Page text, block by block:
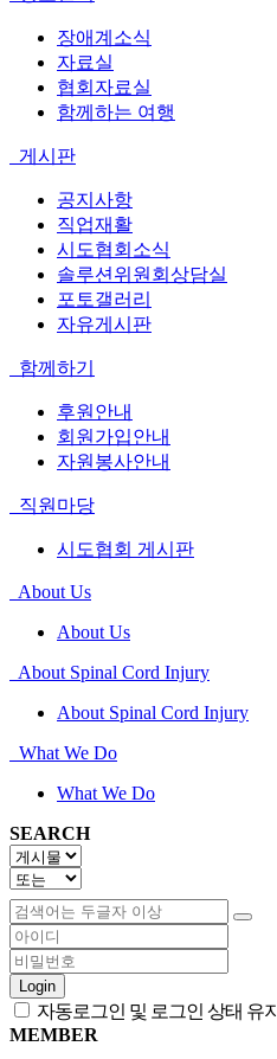
장애계소식
자료실
협회자료실
함께하는 여행
게시판
공지사항
직업재활
시도협회소식
솔루션위원회상담실
포토갤러리
자유게시판
함께하기
후원안내
회원가입안내
자원봉사안내
직원마당
시도협회 게시판
About Us
About Us
About Spinal Cord Injury
About Spinal Cord Injury
What We Do
What We Do
SEARCH
Login
자동로그인 및 로그인 상태 유지
MEMBER